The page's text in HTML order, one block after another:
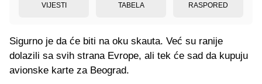
VIJESTI TABELA RASPORED
Sigurno je da će biti na oku skauta. Već su ranije
dolazili sa svih strana Evrope, ali tek će sad da kupuju
avionske karte za Beograd.